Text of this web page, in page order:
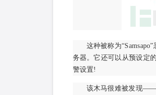
这种被称为
务器。它还可以从预设定
警设置!
该木马很难被发现——